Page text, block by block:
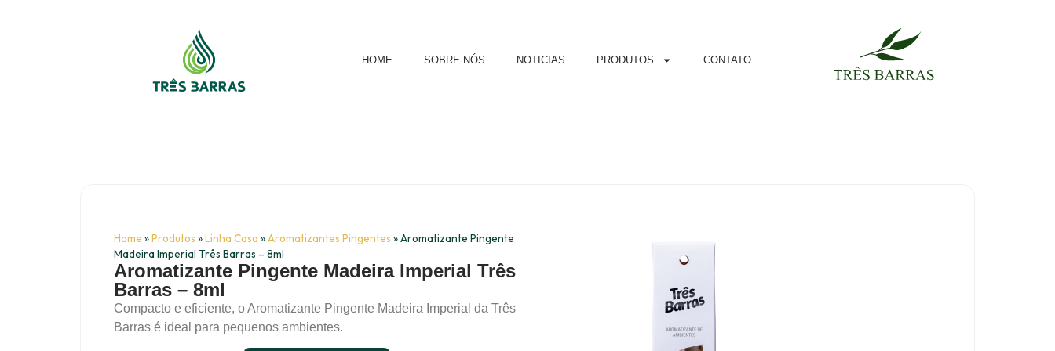
HOME SOBRE NÓS NOTICIAS PRODUTOS CONTATO
Home »Produtos »Linha Casa »Aromatizantes Pingentes »Aromatizante Pingente
Madeira Imperial Três Barras – 8ml
Aromatizante Pingente Madeira Imperial Três
Barras – 8ml
Compacto e eficiente, o Aromatizante Pingente Madeira Imperial da Três
Barras é ideal para pequenos ambientes.